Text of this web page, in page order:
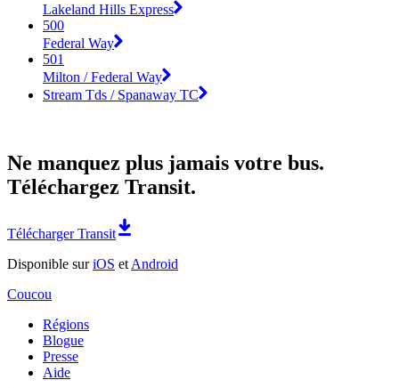
Lakeland Hills Express
500
Federal Way
501
Milton / Federal Way
Stream Tds / Spanaway TC
Ne manquez plus jamais votre bus.
Téléchargez Transit.
Télécharger Transit
Disponible suriOS et Android
Coucou
Régions
Blogue
Presse
Aide